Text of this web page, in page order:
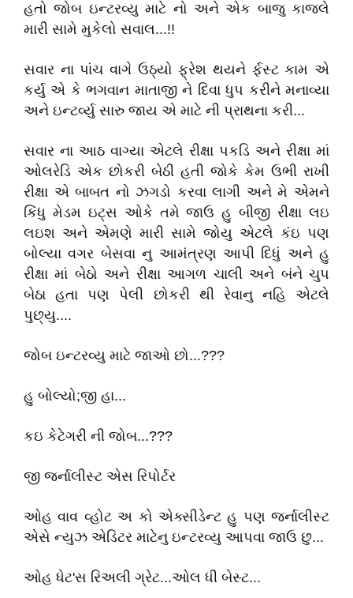
હતો જોબ ઇન્ટરવ્યુ માટે નો અને એક બાજુ કાજલે
મારી સામે મુકેલો સવાલ...!!
સવાર ના પાંચ વાગે ઉઠ્યો ફ્રેશ થયને ર્ફસ્ટ કામ એ
કર્યુ એ કે ભગવાન માતાજી ને દિવા ધુપ કરીને મનાવ્યા
અને ઇન્ટર્વ્યુ સારુ જાય એ માટે ની પ્રાથના કરી...
સવાર ના આઠ વાગ્યા એટલે રીક્ષા પકડિ અને રીક્ષા માં
ઓલરેડિ એક છોકરી બેઠી હતી જોકે કેમ ઉભી રાખી
રીક્ષા એ બાબત નો ઝગડો કરવા લાગી અને મે એમને
કિંધુ મેડમ ઇટ્સ ઓકે તમે જાઉ હુ બીજી રીક્ષા લઇ
લઇશ અને એમણે મારી સામે જોયુ એટલે કંઇ પણ
બોલ્યા વગર બેસવા નુ આમંત્રણ આપી દિધું અને હુ
રીક્ષા માં બેઠો અને રીક્ષા આગળ ચાલી અને બંને ચુપ
બેઠા હતા પણ પેલી છોકરી થી રેવાનુ નહિ એટલે
પુછ્યુ....
જોબ ઇન્ટરવ્યુ માટે જાઓ છો...???
હુ બોલ્યો;જી હા...
કઇ કેટેગરી ની જોબ...???
જી જર્નાલીસ્ટ એસ રિપોર્ટર
ઓહ વાવ વ્હોટ અ કો એક્સીડેન્ટ હુ પણ જર્નાલીસ્ટ
એસે ન્યુઝ એડિટર માટેનુ ઇન્ટરવ્યુ આપવા જાઉ છુ...
ઓહ ધેટ'સ રિઅલી ગ્રેટ...ઓલ ધી બેસ્ટ...